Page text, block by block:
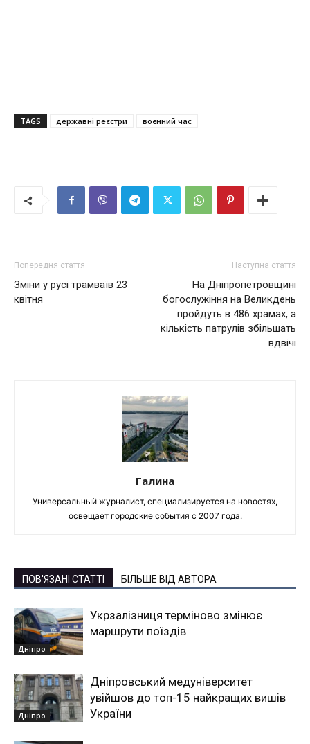
TAGS державні реєстри воєнний час
Попередня стаття
Зміни у русі трамваїв 23
квітня
Наступна стаття
На Дніпропетровщині
богослужіння на Великдень
пройдуть в 486 храмах, а
кількість патрулів збільшать
вдвічі
Галина
Универсальный журналист, специализируется на новостях,
освещает городские события с 2007 года.
ПОВ'ЯЗАНІ СТАТТІ БІЛЬШЕ ВІД АВТОРА
Дніпро
Укрзалізниця терміново змінює
маршрути поїздів
Дніпро
Дніпровський медуніверситет
увійшов до топ-15 найкращих вишів
України